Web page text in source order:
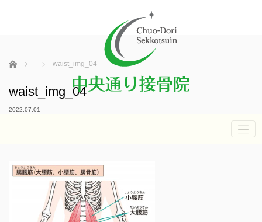
ホーム waist_img_04
waist_img_04
2022.07.01